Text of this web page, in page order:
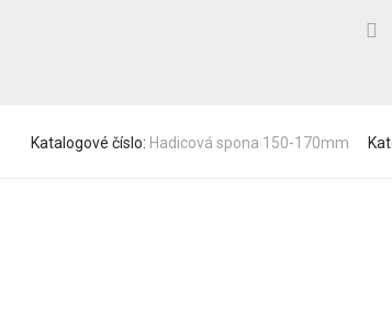
Katalogové číslo: Hadicová spona 150-170mm